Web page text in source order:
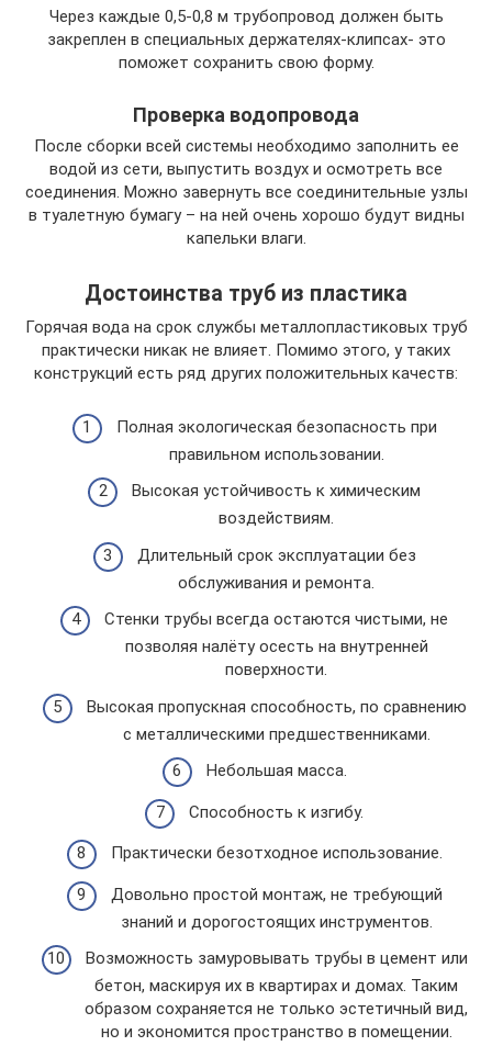
Через каждые 0,5-0,8 м трубопровод должен быть
закреплен в специальных держателях-клипсах- это
поможет сохранить свою форму.
Проверка водопровода
После сборки всей системы необходимо заполнить ее
водой из сети, выпустить воздух и осмотреть все
соединения. Можно завернуть все соединительные узлы
в туалетную бумагу – на ней очень хорошо будут видны
капельки влаги.
Достоинства труб из пластика
Горячая вода на срок службы металлопластиковых труб
практически никак не влияет. Помимо этого, у таких
конструкций есть ряд других положительных качеств:
Полная экологическая безопасность при
правильном использовании.
Высокая устойчивость к химическим
воздействиям.
Длительный срок эксплуатации без
обслуживания и ремонта.
Стенки трубы всегда остаются чистыми, не
позволяя налёту осесть на внутренней
поверхности.
Высокая пропускная способность, по сравнению
с металлическими предшественниками.
Небольшая масса.
Способность к изгибу.
Практически безотходное использование.
Довольно простой монтаж, не требующий
знаний и дорогостоящих инструментов.
Возможность замуровывать трубы в цемент или
бетон, маскируя их в квартирах и домах. Таким
образом сохраняется не только эстетичный вид,
но и экономится пространство в помещении.